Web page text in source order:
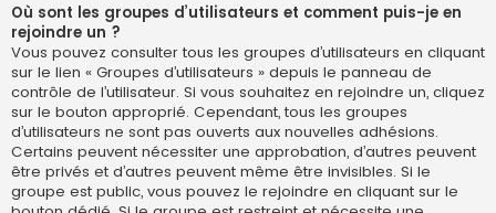
Où sont les groupes d’utilisateurs et comment puis-je en
rejoindre un ?
Vous pouvez consulter tous les groupes d’utilisateurs en cliquant
sur le lien « Groupes d’utilisateurs » depuis le panneau de
contrôle de l’utilisateur. Si vous souhaitez en rejoindre un, cliquez
sur le bouton approprié. Cependant, tous les groupes
d’utilisateurs ne sont pas ouverts aux nouvelles adhésions.
Certains peuvent nécessiter une approbation, d’autres peuvent
être privés et d’autres peuvent même être invisibles. Si le
groupe est public, vous pouvez le rejoindre en cliquant sur le